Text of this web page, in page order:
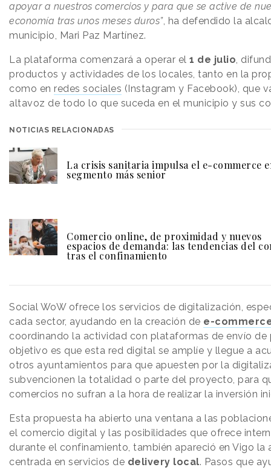
apoyar a nuestros comercios y para que se active de
economía tras unos meses duros”, ha defendido la
municipio, Mari Paz Martínez.
La plataforma comenzará a operar el 1 de julio,
productos y actividades de los locales, tanto en la
como en redes sociales (Instagram y Facebook), que
altavoz de todo lo que suceda en el municipio y sus
NOTICIAS RELACIONADAS
La crisis sanitaria impulsa el e-commerce
segmento más senior
Comercio online, de proximidad y nuevos
espacios de demanda: las tendencias del
tras el confinamiento
Social WoW ofrece los servicios de digitalización,
cada sector, ayudando en la creación de e-
coordinando la actividad con plataformas de envío de
objetivo es que esta red digital se amplíe y llegue a
otros ayuntamientos para que apuesten por la
subvencionen la totalidad o parte del proyecto, para
comercios no sufran a la hora de realizar la inversión
Esta propuesta ha abierto una ventana a las
el comercio digital y las posibilidades que ofrece
durante el confinamiento, también apareció en Vigo la
centrada en servicios de delivery local. Pasos que